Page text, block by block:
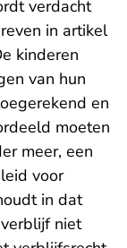
verdacht
in artikel
kinderen
van hun
en
moeten
meer, een
voor
in dat
niet